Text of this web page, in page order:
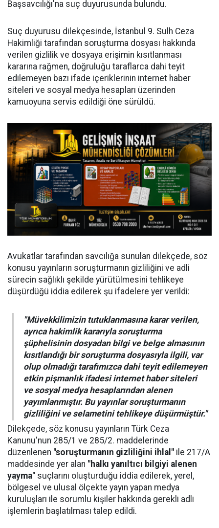
Başsavcılığı'na suç duyurusunda bulundu.
Suç duyurusu dilekçesinde, İstanbul 9. Sulh Ceza
Hakimliği tarafından soruşturma dosyası hakkında
verilen gizlilik ve dosyaya erişimin kısıtlanması
kararına rağmen, doğruluğu taraflarca dahi teyit
edilemeyen bazı ifade içeriklerinin internet haber
siteleri ve sosyal medya hesapları üzerinden
kamuoyuna servis edildiği öne sürüldü.
Avukatlar tarafından savcılığa sunulan dilekçede, söz
konusu yayınların soruşturmanın gizliliğini ve adli
sürecin sağlıklı şekilde yürütülmesini tehlikeye
düşürdüğü iddia edilerek şu ifadelere yer verildi:
"Müvekkilimizin tutuklanmasına karar verilen,
ayrıca hakimlik kararıyla soruşturma
şüphelisinin dosyadan bilgi ve belge almasının
kısıtlandığı bir soruşturma dosyasıyla ilgili, var
olup olmadığı tarafımızca dahi teyit edilemeyen
etkin pişmanlık ifadesi internet haber siteleri
ve sosyal medya hesaplarından alenen
yayımlanmıştır. Bu yayınlar soruşturmanın
gizliliğini ve selametini tehlikeye düşürmüştür."
Dilekçede, söz konusu yayınların Türk Ceza
Kanunu'nun 285/1 ve 285/2. maddelerinde
düzenlenen "soruşturmanın gizliliğini ihlal" ile 217/A
maddesinde yer alan "halkı yanıltıcı bilgiyi alenen
yayma" suçlarını oluşturduğu iddia edilerek, yerel,
bölgesel ve ulusal ölçekte yayın yapan medya
kuruluşları ile sorumlu kişiler hakkında gerekli adli
işlemlerin başlatılması talep edildi.